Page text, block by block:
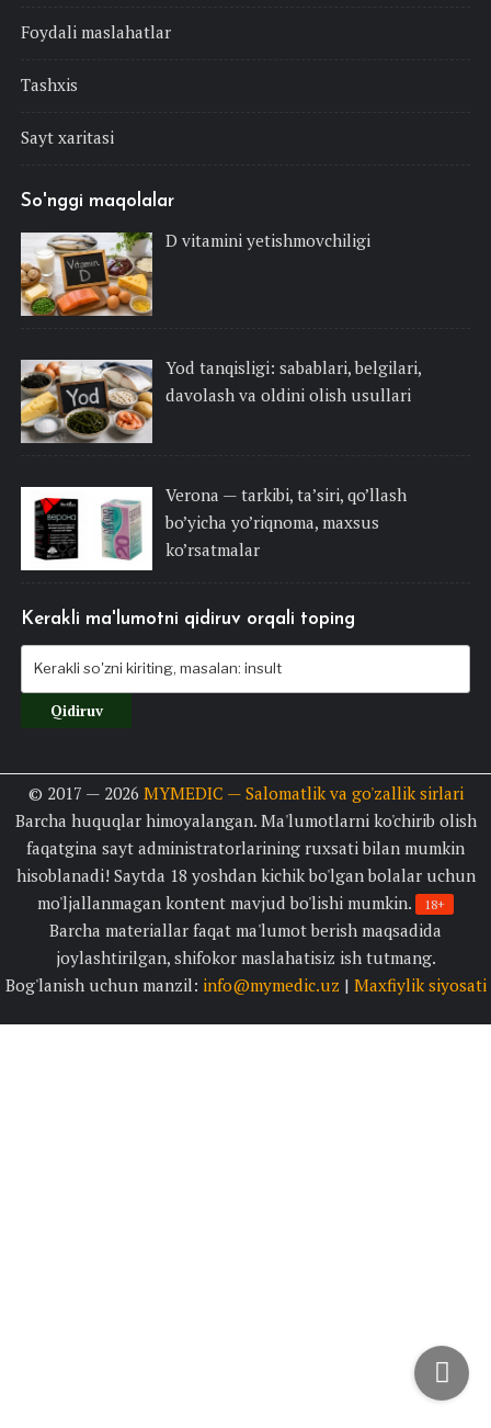
Foydali maslahatlar
Tashxis
Sayt xaritasi
So'nggi maqolalar
D vitamini yetishmovchiligi
Yod tanqisligi: sabablari, belgilari,
davolash va oldini olish usullari
Verona — tarkibi, ta’siri, qo’llash
bo’yicha yo’riqnoma, maxsus
ko’rsatmalar
Kerakli ma'lumotni qidiruv orqali toping
© 2017 — 2026 MYMEDIC — Salomatlik va go'zallik sirlari
Barcha huquqlar himoyalangan. Ma'lumotlarni ko'chirib olish
faqatgina sayt administratorlarining ruxsati bilan mumkin
hisoblanadi! Saytda 18 yoshdan kichik bo'lgan bolalar uchun
mo'ljallanmagan kontent mavjud bo'lishi mumkin.
18+
Barcha materiallar faqat ma'lumot berish maqsadida
joylashtirilgan, shifokor maslahatisiz ish tutmang.
Bog'lanish uchun manzil: info@mymedic.uz | Maxfiylik siyosati